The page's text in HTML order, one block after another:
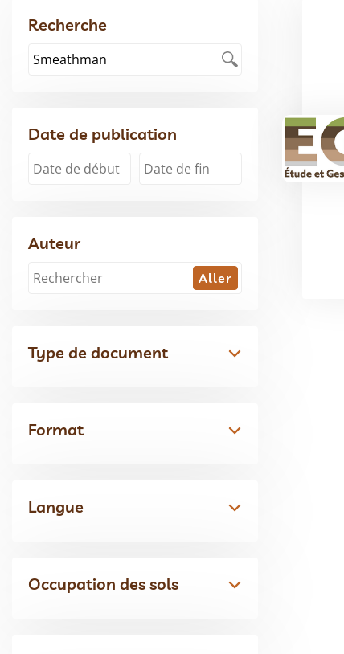
Recherche
Date de publication
Auteur
Type de document
Format
Langue
Occupation des sols